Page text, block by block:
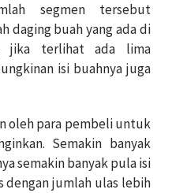
segmen tersebut
daging buah yang ada di
jika terlihat ada lima
isi buahnya juga
oleh para pembeli untuk
Semakin banyak
semakin banyak pula isi
dengan jumlah ulas lebih